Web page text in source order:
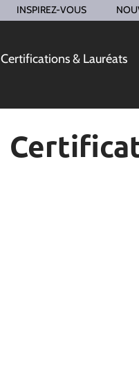
INSPIREZ-VOUS
Certifications & Lauréats